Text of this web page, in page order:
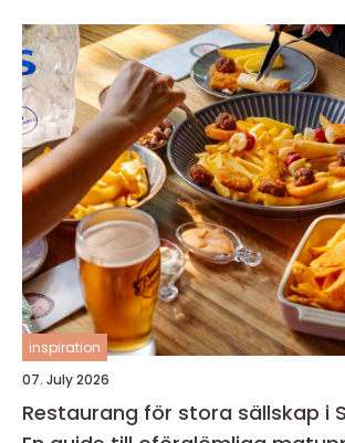
inspiration
07. July 2026
Restaurang för stora sällskap i